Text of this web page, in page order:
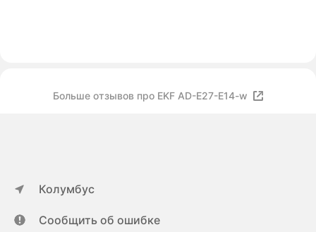
Больше отзывов про EKF AD-E27-E14-w
Колумбус
Сообщить об ошибке